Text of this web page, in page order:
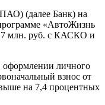
(далее Банк) на
«АвтоЖизнь
7 млн. руб. с КАСКО и
оформлении личного
взнос от
выше на 7,4 процентных